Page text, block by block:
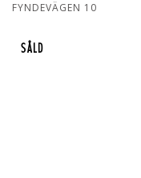
FYNDEVÄGEN 10
SÅLD